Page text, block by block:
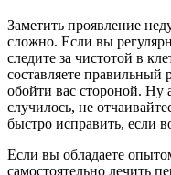
Заметить проявление
сложно. Если вы
следите за чистотой в
составляете правильный
обойти вас стороной. Ну
случилось, не
быстро исправить, если
Если вы обладаете
самостоятельно лечить